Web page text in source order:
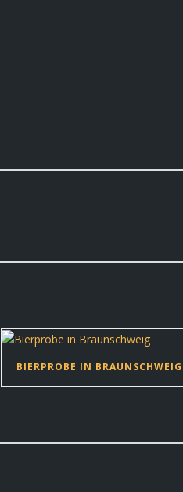
BIERPROBE IN BRAUNSCHWEIG